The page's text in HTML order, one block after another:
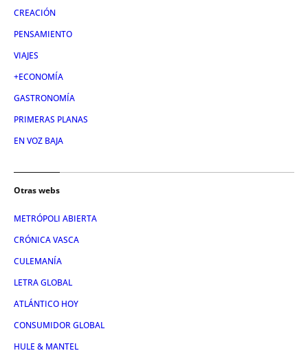
CREACIÓN
PENSAMIENTO
VIAJES
+ECONOMÍA
GASTRONOMÍA
PRIMERAS PLANAS
EN VOZ BAJA
Otras webs
METRÓPOLI ABIERTA
CRÓNICA VASCA
CULEMANÍA
LETRA GLOBAL
ATLÁNTICO HOY
CONSUMIDOR GLOBAL
HULE & MANTEL